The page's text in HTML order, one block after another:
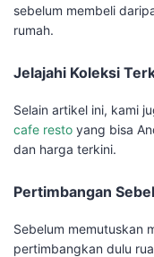
sebelum membeli
rumah.
Jelajahi Koleksi
Selain artikel ini, kami
cafe resto yang bisa
dan harga terkini.
Pertimbangan
Sebelum memutuskan
pertimbangkan dulu